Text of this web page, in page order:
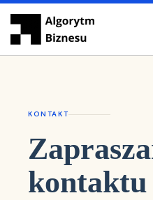
KONTAKT
kontaktu